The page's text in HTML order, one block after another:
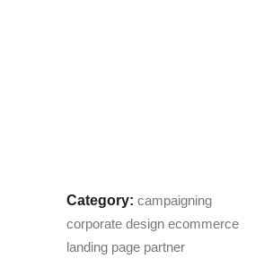
Category: campaigning
corporate design ecommerce
landing page partner